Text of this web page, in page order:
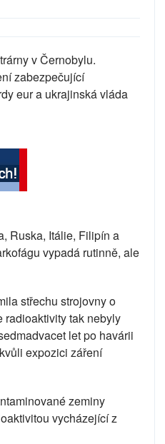
v Černobylu.
zabezpečující
eur a ukrajinská vláda
Ruska, Itálie, Filipín a
vypadá rutinně, ale
střechu strojovny o
radioaktivity tak nebyly
let po havárii
expozici záření
zeminy
vycházející z